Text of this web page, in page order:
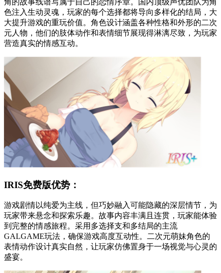
角的故事线谱写属于自己的恋情序章。国内顶级声优团队为角
色注入生动灵魂，玩家的每个选择都将导向多样化的结局，大
大提升游戏的重玩价值。角色设计涵盖各种性格和外形的二次
元人物，他们的肢体动作和表情细节展现得淋漓尽致，为玩家
营造真实的情感互动。
IRIS免费版优势：
游戏剧情以纯爱为主线，但巧妙融入可能隐藏的深层情节，为
玩家带来悬念和探索乐趣。故事内容丰满且连贯，玩家能体验
到完整的情感旅程。采用多选择支和多结局的主流
GALGAME玩法，确保游戏高度互动性。二次元萌妹角色的
表情动作设计真实自然，让玩家仿佛置身于一场视觉与心灵的
盛宴。